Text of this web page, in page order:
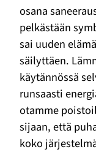
osana
pelkästään
sai uuden
säilyttäen.
käytännössä
runsaasti
otamme
sijaan, että
koko